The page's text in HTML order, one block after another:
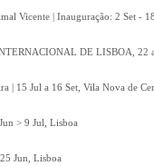
Vicente | Inauguração: 2 Set -
DE LISBOA, 22
| 15 Jul a 16 Set, Vila Nova de
> 9 Jul, Lisboa
Jun, Lisboa